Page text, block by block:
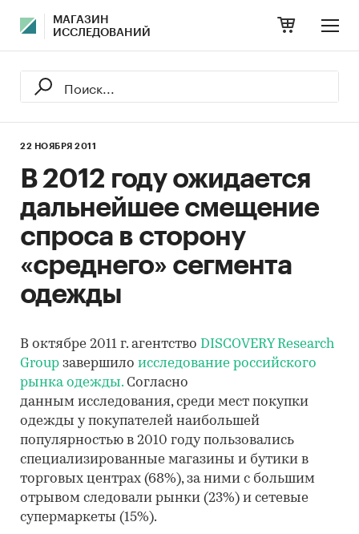
МАГАЗИН
ИССЛЕДОВАНИЙ
22 НОЯБРЯ 2011
В 2012 году ожидается
дальнейшее смещение
спроса в сторону
«среднего» сегмента
одежды
В октябре 2011 г. агентство DISCOVERY Research
Group завершило исследование российского
рынка одежды. Согласно
данным исследования, среди мест покупки
одежды у покупателей наибольшей
популярностью в 2010 году пользовались
специализированные магазины и бутики в
торговых центрах (68%), за ними с большим
отрывом следовали рынки (23%) и сетевые
супермаркеты (15%).